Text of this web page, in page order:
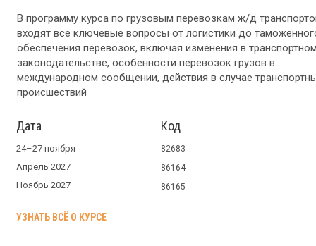
В программу курса по грузовым перевозкам ж/д
входят все ключевые вопросы от логистики до
обеспечения перевозок, включая изменения в
законодательстве, особенности перевозок грузов в
международном сообщении, действия в случае
происшествий
Дата
24–27 ноября
Апрель 2027
Ноябрь 2027
Код
82683
86164
86165
УЗНАТЬ ВСЁ О КУРСЕ